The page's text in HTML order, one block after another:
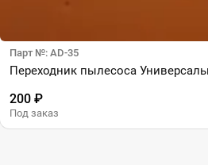
Парт №: AD-35
Переходник пылесоса
200 ₽
Под заказ